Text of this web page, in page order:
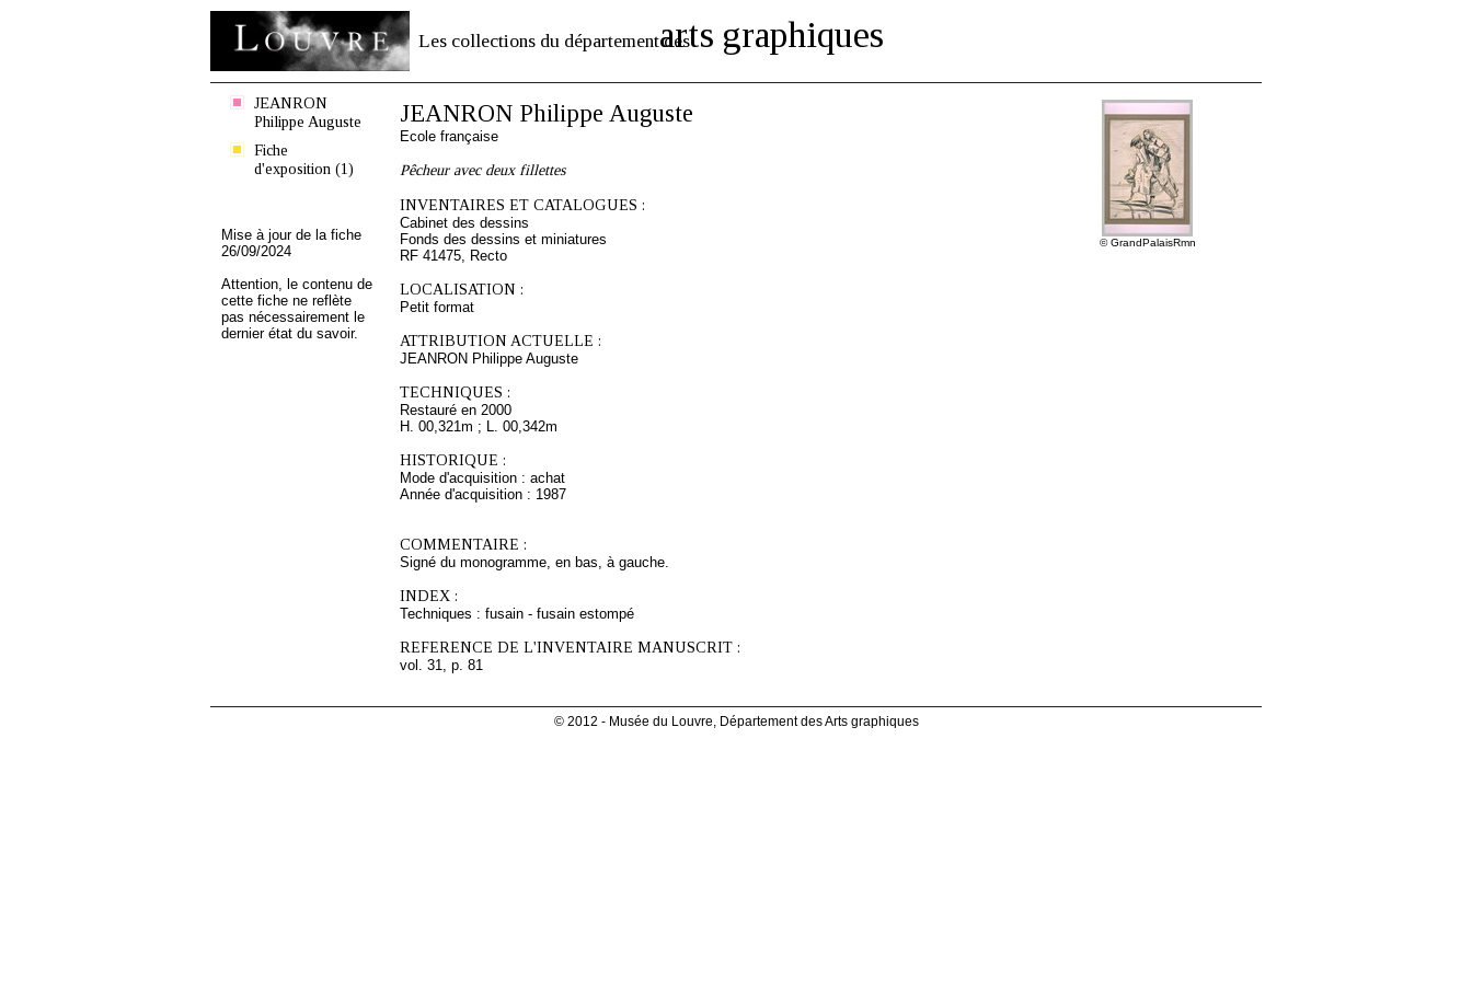
Les collections du département desarts graphiques
JEANRON
Philippe Auguste
Fiche
d'exposition (1)
Mise à jour de la fiche
26/09/2024
Attention, le contenu de
cette fiche ne reflète
pas nécessairement le
dernier état du savoir.
© GrandPalaisRmn
JEANRON Philippe Auguste
Ecole française
Pêcheur avec deux fillettes
INVENTAIRES ET CATALOGUES :
Cabinet des dessins
Fonds des dessins et miniatures
RF 41475, Recto
LOCALISATION :
Petit format
ATTRIBUTION ACTUELLE :
JEANRON Philippe Auguste
TECHNIQUES :
Restauré en 2000
H. 00,321m ; L. 00,342m
HISTORIQUE :
Mode d'acquisition : achat
Année d'acquisition : 1987
COMMENTAIRE :
Signé du monogramme, en bas, à gauche.
INDEX :
Techniques : fusain - fusain estompé
REFERENCE DE L'INVENTAIRE MANUSCRIT :
vol. 31, p. 81
© 2012 - Musée du Louvre, Département des Arts graphiques